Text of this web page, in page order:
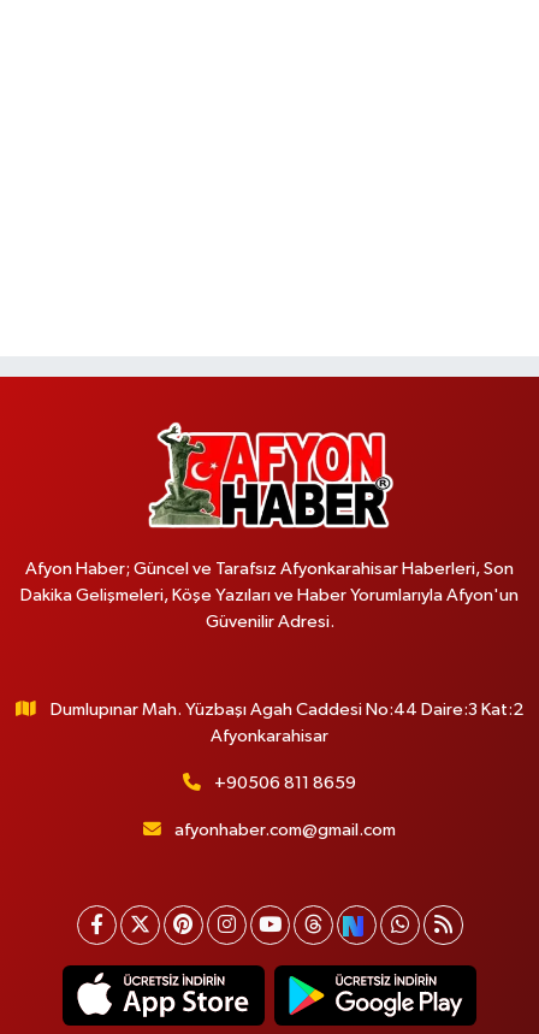
Afyon Haber; Güncel ve Tarafsız Afyonkarahisar Haberleri, Son
Dakika Gelişmeleri, Köşe Yazıları ve Haber Yorumlarıyla Afyon'un
Güvenilir Adresi.
Dumlupınar Mah. Yüzbaşı Agah Caddesi No:44 Daire:3 Kat:2
Afyonkarahisar
+90506 811 8659
afyonhaber.com@gmail.com